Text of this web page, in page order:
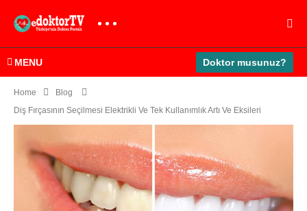
MENU Doktor musunuz?
Home
Blog
Diş Fırçasının Seçilmesi Elektrikli Ve Tek Kullanımlık Artı Ve Eksileri